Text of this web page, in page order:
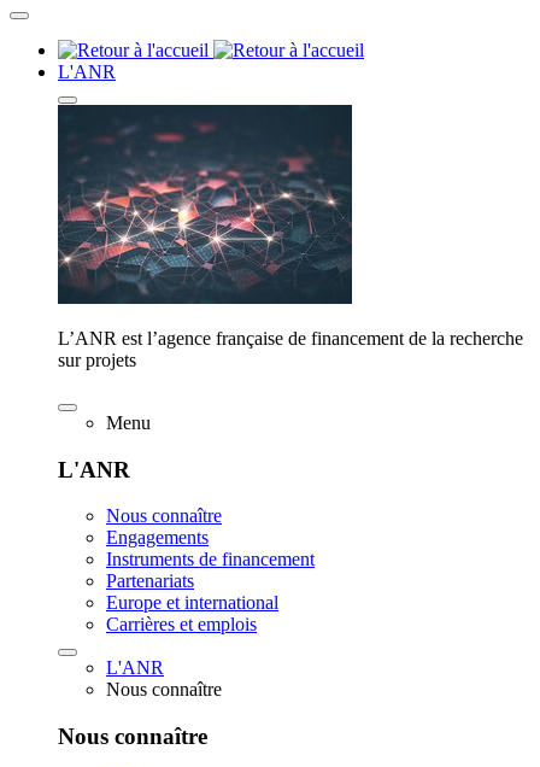
L'ANR
L’ANR est l’agence française de financement de la recherche
sur projets
Menu
L'ANR
Nous connaître
Engagements
Instruments de financement
Partenariats
Europe et international
Carrières et emplois
L'ANR
Nous connaître
Nous connaître